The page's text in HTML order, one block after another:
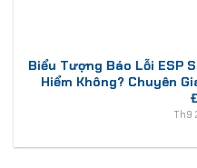
Biểu Tượng Báo Lỗi ESP
Hiểm Không? Chuyên
Th9